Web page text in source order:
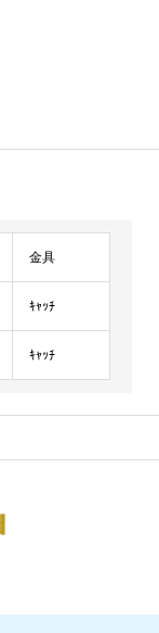
金具
ｷｬｯﾁ
ｷｬｯﾁ